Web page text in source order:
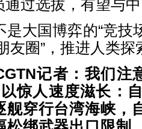
通过选拔，有望与
是大国博弈的“竞技
友圈”，推进人类
记者：我们注
惊人速度滋长：
舰穿行台湾海峡，